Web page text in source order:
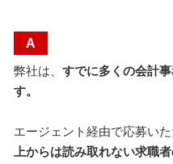
A
弊社は、 すでに多くの会計
す。
エージェント経由で応募いた
上からは読み取れない求職